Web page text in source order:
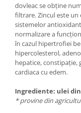
dovleac se obține
filtrare. Zincul este
sistemelor
normalizare a
în cazul hipertrofiei
hipercolesterol,
hepatice, constipație,
cardiaca cu edem.
Ingrediente: ulei
* provine din